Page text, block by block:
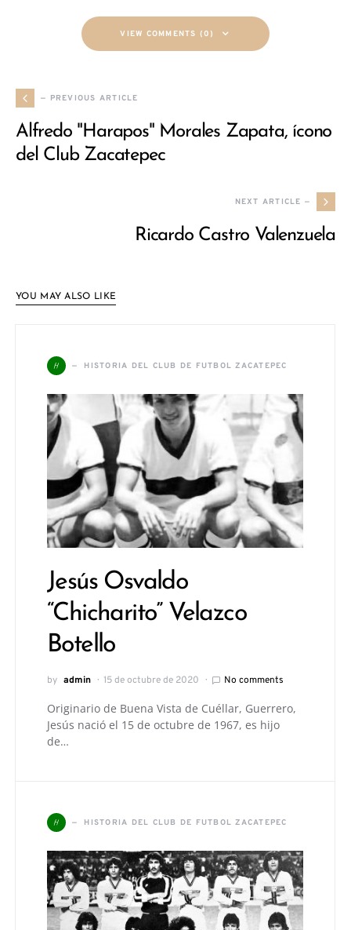
VIEW COMMENTS (0)
— PREVIOUS ARTICLE
Alfredo "Harapos" Morales Zapata, ícono
del Club Zacatepec
NEXT ARTICLE —
Ricardo Castro Valenzuela
YOU MAY ALSO LIKE
H HISTORIA DEL CLUB DE FUTBOL ZACATEPEC
Jesús Osvaldo
“Chicharito” Velazco
Botello
by admin 15 de octubre de 2020 No comments
Originario de Buena Vista de Cuéllar, Guerrero,
Jesús nació el 15 de octubre de 1967, es hijo
de…
H HISTORIA DEL CLUB DE FUTBOL ZACATEPEC